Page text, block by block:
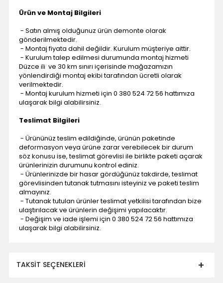
Ürün ve Montaj Bilgileri
- Satın almış olduğunuz ürün demonte olarak
gönderilmektedir.
- Montaj fiyata dahil değildir. Kurulum müşteriye aittir.
- Kurulum talep edilmesi durumunda montaj hizmeti
Düzce ili ve 30 km sınırı içerisinde mağazamızın
yönlendirdiği montaj ekibi tarafından ücretli olarak
verilmektedir.
- Montaj kurulum hizmeti için 0 380 524 72 56 hattımıza
ulaşarak bilgi alabilirsiniz.
Teslimat Bilgileri
- Ürününüz teslim edildiğinde, ürünün paketinde
deformasyon veya ürüne zarar verebilecek bir durum
söz konusu ise, teslimat görevlisi ile birlikte paketi açarak
ürünlerinizin durumunu kontrol ediniz.
- Ürünlerinizde bir hasar gördüğünüz takdirde, teslimat
görevlisinden tutanak tutmasını isteyiniz ve paketi teslim
almayınız.
- Tutanak tutulan ürünler teslimat yetkilisi tarafından bize
ulaştırılacak ve ürünlerin değişimi yapılacaktır.
- Değişim ve iade işlemi için 0 380 524 72 56 hattımıza
ulaşarak bilgi alabilirsiniz.
TAKSIT SEÇENEKLERI